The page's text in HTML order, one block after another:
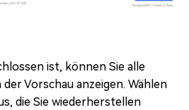
ist, können Sie alle
Vorschau anzeigen. Wählen
die Sie wiederherstellen